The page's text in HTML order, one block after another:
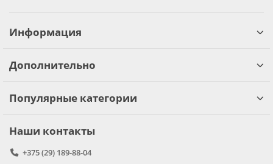
Информация
Дополнительно
Популярные категории
Наши контакты
+375 (29) 189-88-04